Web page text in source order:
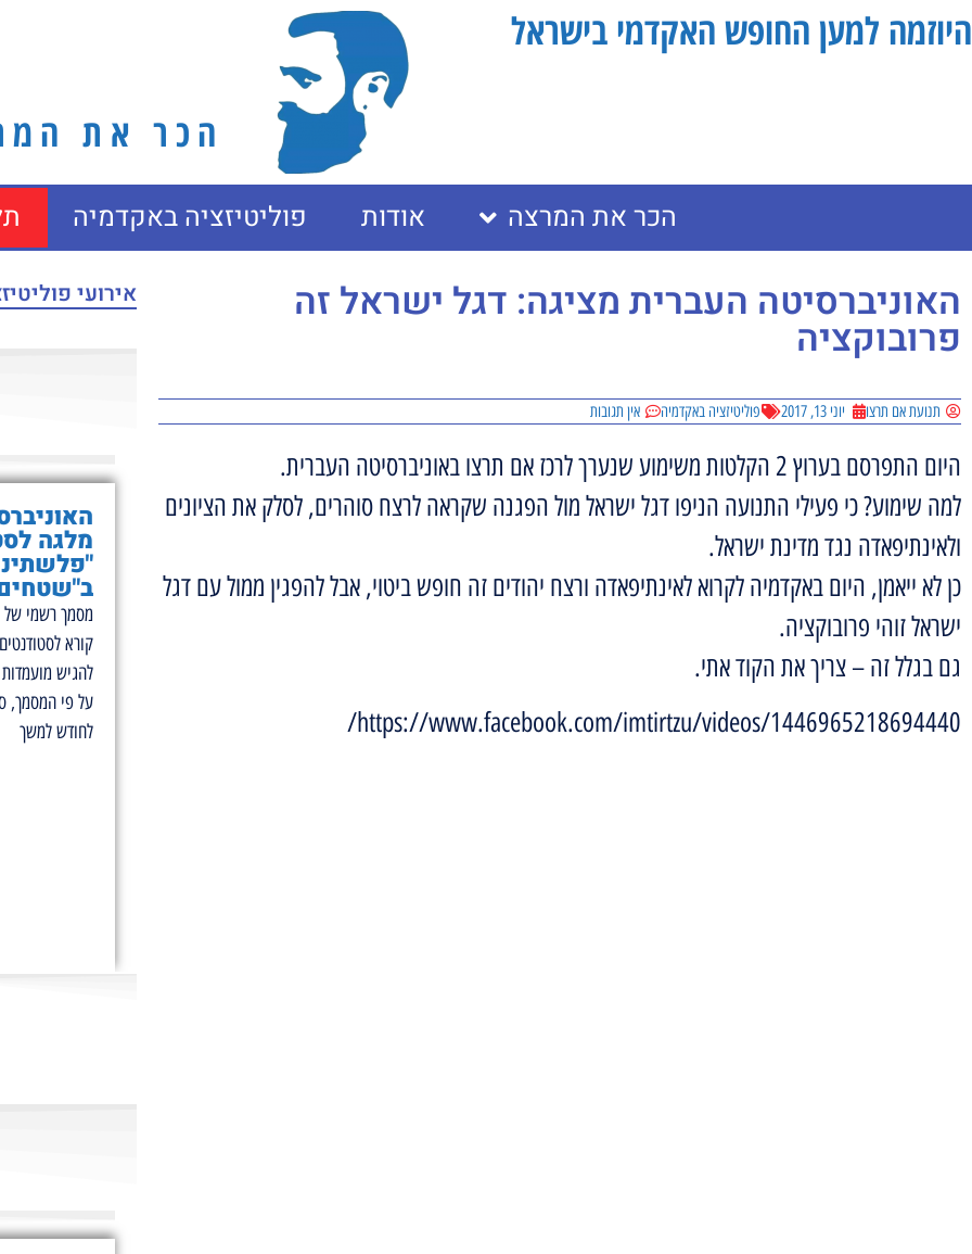
היוזמה למען החופש האקדמי בישראל
הכר את
הכר את המרצה אודות פוליטיזציה באקדמיה
האוניברסיטה העברית מציגה: דגל ישראל זה
פרובוקציה
תנועת אם תרצו יוני 13, 2017 פוליטיזציה באקדמיה אין תגובות
היום התפרסם בערוץ 2 הקלטות משימוע שנערך לרכז אם תרצו באוניברסיטה העברית.
למה שימוע? כי פעילי התנועה הניפו דגל ישראל מול הפגנה שקראה לרצח סוהרים, לסלק את הציונים
ולאינתיפאדה נגד מדינת ישראל.
כן לא ייאמן, היום באקדמיה לקרוא לאינתיפאדה ורצח יהודים זה חופש ביטוי, אבל להפגין ממול עם דגל
ישראל זוהי פרובוקציה.
גם בגלל זה – צריך את הקוד אתי.
https://www.facebook.com/imtirtzu/videos/1446965218694440/
אירועי
מלגה
מסמך רשמי של
קורא
להגיש
לחודש למשך